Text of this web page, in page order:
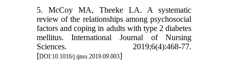
5. McCoy MA, Theeke LA. A systematic
review of the relationships among psychosocial
factors and coping in adults with type 2 diabetes
mellitus. International Journal of Nursing
Sciences. 2019;6(4):468-77.
[DOI:10.1016/j.ijnss.2019.09.003]